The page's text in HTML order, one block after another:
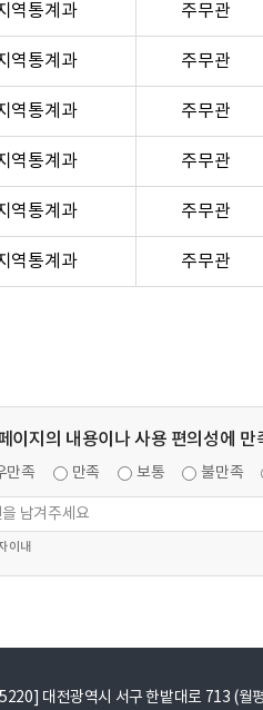
역통계과 주무관
역통계과 주무관
역통계과 주무관
역통계과 주무관
역통계과 주무관
역통계과 주무관
이지의 내용이나 사용 편의성에 만
만족 만족 보통 불만족
이내
대전광역시 서구 한밭대로 713 (월